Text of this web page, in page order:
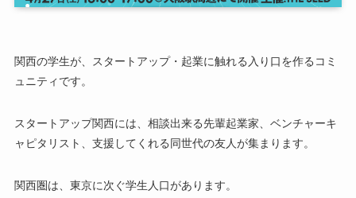
関西の学生が、スタートアップ・起業に触れる入り口を作るコミ
ュニティです。
スタートアップ関西には、相談出来る先輩起業家、ベンチャーキ
ャピタリスト、支援してくれる同世代の友人が集まります。
関西圏は、東京に次ぐ学生人口があります。